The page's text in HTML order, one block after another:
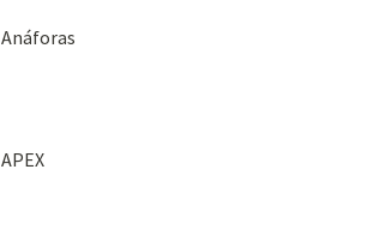
Anáforas
APEX